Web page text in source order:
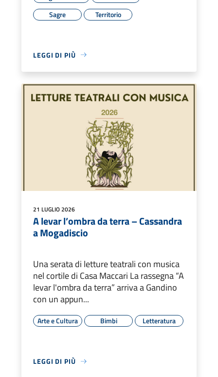
Sagre
Territorio
LEGGI DI PIÙ
21 LUGLIO 2026
A levar l’ombra da terra – Cassandra
a Mogadiscio
Una serata di letture teatrali con musica
nel cortile di Casa Maccari La rassegna “A
levar l'ombra da terra” arriva a Gandino
con un appun...
Arte e Cultura Bimbi Letteratura
LEGGI DI PIÙ